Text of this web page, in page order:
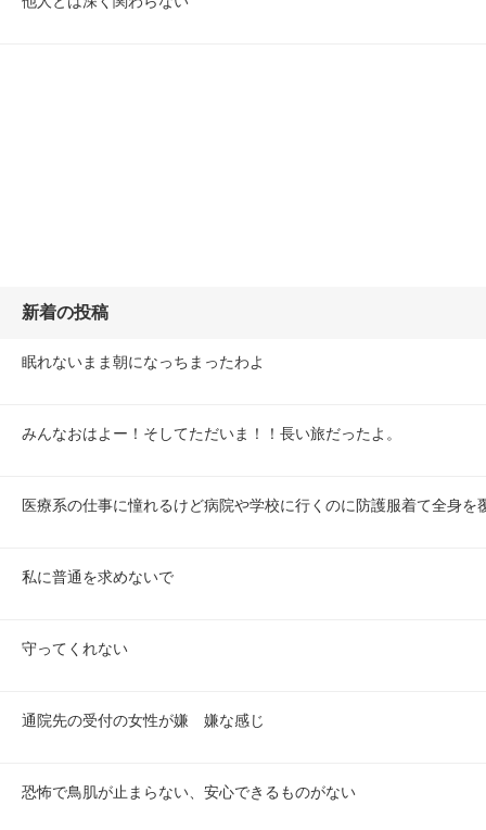
新着の投稿
眠れないまま朝になっちまったわよ
みんなおはよー！そしてただいま！！長い旅だったよ。
医療系の仕事に憧れるけど病院や学校に行くのに防護服着て全身を
私に普通を求めないで
守ってくれない
通院先の受付の女性が嫌　嫌な感じ
恐怖で鳥肌が止まらない、安心できるものがない